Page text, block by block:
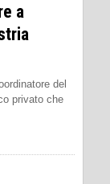
a
del
privato che